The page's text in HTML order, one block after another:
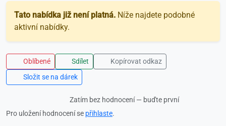
Tato nabídka již není platná. Níže najdete podobné
aktivní nabídky.
Oblíbené Sdílet
Kopírovat odkaz
Složit se na dárek
Zatím bez hodnocení — buďte první
Pro uložení hodnocení se přihlaste.